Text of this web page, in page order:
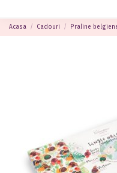
Acasa Cadouri Praline